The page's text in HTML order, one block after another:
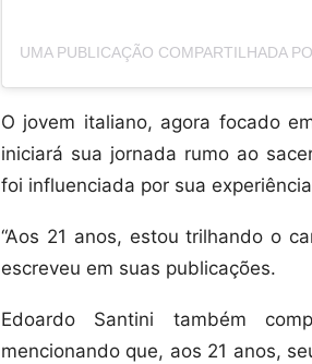
O jovem italiano, agora focado
iniciará sua jornada rumo ao
foi influenciada por sua
“Aos 21 anos, estou trilhando o
escreveu em suas publicações.
Edoardo Santini também
mencionando que, aos 21 anos,